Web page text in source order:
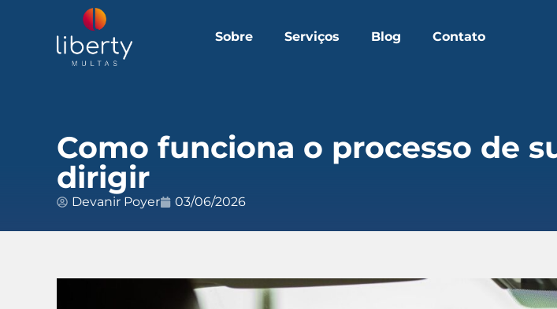
Sobre Serviços Blog Contato
Como funciona o processo de
dirigir
Devanir Poyer 03/06/2026